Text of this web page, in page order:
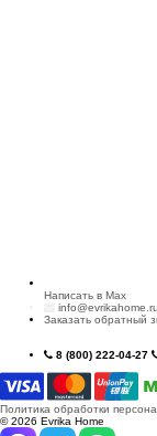
Написать в Max
info@evrikahome.ru
Заказать обратный
8 (800) 222-04-27
Политика обработки
© 2026 Evrika Home